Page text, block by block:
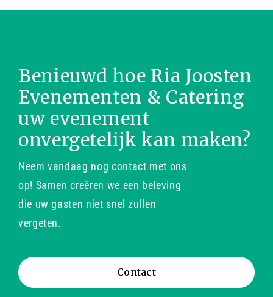
Benieuwd hoe Ria Joosten
Evenementen & Catering
uw evenement
onvergetelijk kan maken?
Neem vandaag nog contact met ons
op! Samen creëren we een beleving
die uw gasten niet snel zullen
vergeten.
Contact